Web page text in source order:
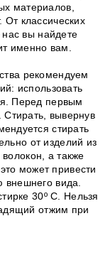
материалов,
классических
вы найдете
именно вам.
рекомендуем
использовать
Перед первым
Стирать, вывернув
стирать
от изделий из
а также
может привести
вида.
30º C. Нельзя
отжим при